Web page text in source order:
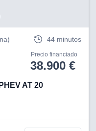
44 minutos
Precio financiado
38.900 €
AT 20